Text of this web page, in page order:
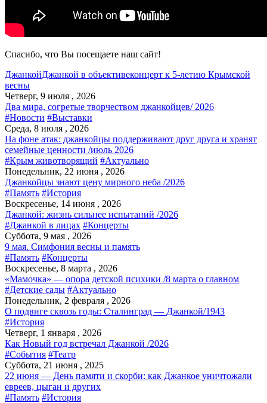
Спасибо, что Вы посещаете наш сайт!
ДжанкойДжанкой в объективеконцерт к 5-летию Крымской
весны
Четверг, 9 июля , 2026
Два мира, согретые творчеством джанкойцев/ 2026
#Новости #Выставки
Среда, 8 июля , 2026
На фоне атак: джанкойцы поддерживают друг друга и хранят
семейные ценности /июль 2026
#Крым животворящий #Актуально
Понедельник, 22 июня , 2026
Джанкойцы знают цену мирного неба /2026
#Память #История
Воскресенье, 14 июня , 2026
Джанкой: жизнь сильнее испытаний /2026
#Джанкой в лицах #Концерты
Суббота, 9 мая , 2026
9 мая. Симфония весны и память
#Память #Концерты
Воскресенье, 8 марта , 2026
«Мамочка» — опора детской психики /8 марта о главном
#Детские сады #Актуально
Понедельник, 2 февраля , 2026
О подвиге сквозь годы: Сталинград — Джанкой/1943
#История
Четверг, 1 января , 2026
Как Новый год встречал Джанкой /2026
#События #Театр
Суббота, 21 июня , 2025
22 июня — День памяти и скорби: как Джанкое уничтожали
евреев, цыган и других
#Память #История